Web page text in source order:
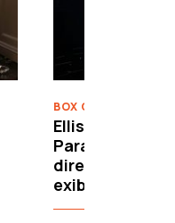
BOX OFFICE
Ellison leva o
directamente
exibidores